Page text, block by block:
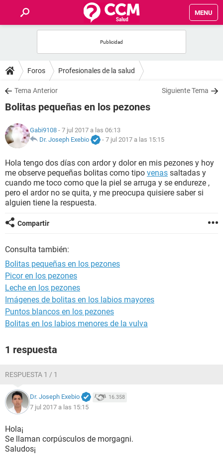
MENU
FOROS
SALUD
NUTRICIÓN
BIENESTAR
SEXUALIDAD
GLOSARIO
Foros Profesionales de la salud
Tema Anterior Siguiente Tema
Bolitas pequeñas en los pezones
Gabi9108 - 7 jul 2017 a las 06:13
Dr. Joseph Exebio
- 7 jul 2017 a las 15:15
Hola tengo dos días con ardor y dolor en mis pezones y hoy
me observe pequeñas bolitas como tipo venas saltadas y
cuando me toco como que la piel se arruga y se endureze ,
pero el ardor no se quita, y me preocupa quisiere saber si
alguien tiene la respuesta.
Compartir
Consulta también:
Bolitas pequeñas en los pezones
Picor en los pezones
Leche en los pezones
Imágenes de bolitas en los labios mayores
Puntos blancos en los pezones
Bolitas en los labios menores de la vulva
1 respuesta
RESPUESTA 1 / 1
Dr. Joseph Exebio 16.358
7 jul 2017 a las 15:15
Hola¡
Se llaman corpúsculos de morgagni.
Saludos¡